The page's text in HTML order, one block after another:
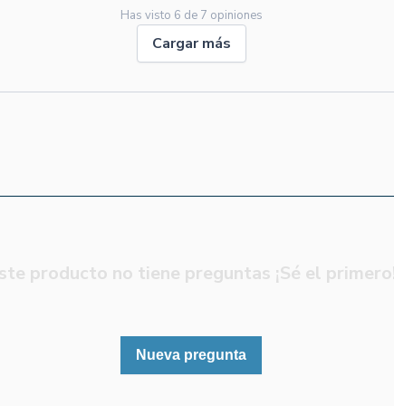
Has visto 6 de 7 opiniones
Cargar más
producto no tiene preguntas ¡Sé el
Nueva pregunta